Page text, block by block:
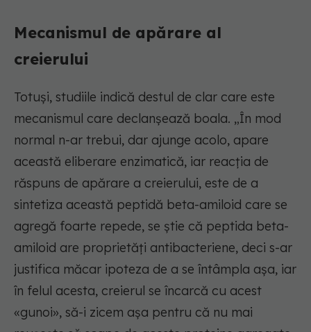
Mecanismul de apărare al
creierului
Totuși, studiile indică destul de clar care este
mecanismul care declanșează boala. „În mod
normal n-ar trebui, dar ajunge acolo, apare
această eliberare enzimatică, iar reacția de
răspuns de apărare a creierului, este de a
sintetiza această peptidă beta-amiloid care se
agregă foarte repede, se știe că peptida beta-
amiloid are proprietăți antibacteriene, deci s-ar
justifica măcar ipoteza de a se întâmpla așa, iar
în felul acesta, creierul se încarcă cu acest
«gunoi», să-i zicem așa pentru că nu mai